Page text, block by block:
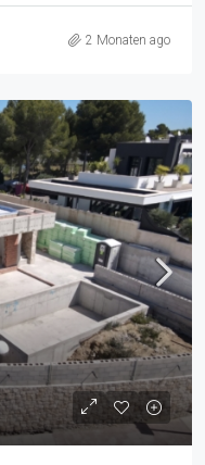
2 Monaten ago